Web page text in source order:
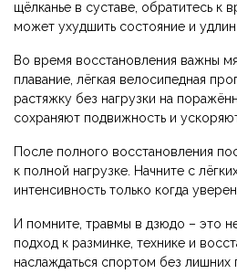
щёлканье в суставе, обратитесь к
может ухудшить состояние и
Во время восстановления важны
плавание, лёгкая велосипедная
растяжку без нагрузки на
сохраняют подвижность и
После полного восстановления
к полной нагрузке. Начните с
интенсивность только когда
И помните, травмы в дзюдо – это
подход к разминке, технике и
наслаждаться спортом без